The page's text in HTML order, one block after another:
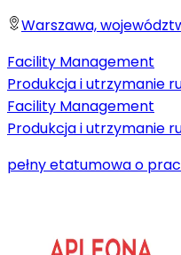
Warszawa,
Facility Management
Produkcja i utrzymanie
Facility Management
Produkcja i utrzymanie
pełny etatumowa o